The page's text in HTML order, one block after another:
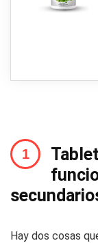
Hay dos cosas